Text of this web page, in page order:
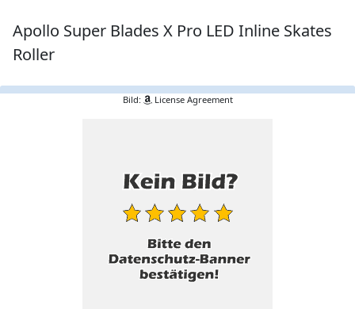
Apollo Super Blades X Pro LED Inline Skates
Roller
Bild: License Agreement